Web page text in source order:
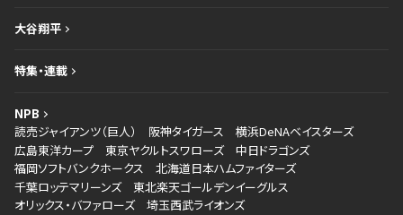
大谷翔平
特集・連載
NPB
読売ジャイアンツ（巨人）
阪神タイガース
横浜DeNAベイスターズ
広島東洋カープ
東京ヤクルトスワローズ
中日ドラゴンズ
福岡ソフトバンクホークス
北海道日本ハムファイターズ
千葉ロッテマリーンズ
東北楽天ゴールデンイーグルス
オリックス・バファローズ
埼玉西武ライオンズ